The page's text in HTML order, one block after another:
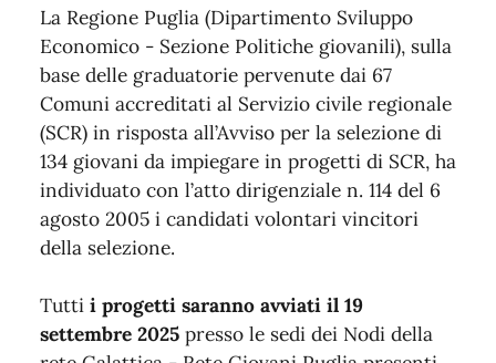
La Regione Puglia (Dipartimento Sviluppo
Economico - Sezione Politiche giovanili), sulla
base delle graduatorie pervenute dai 67
Comuni accreditati al Servizio civile regionale
(SCR) in risposta all’Avviso per la selezione di
134 giovani da impiegare in progetti di SCR, ha
individuato con l’atto dirigenziale n. 114 del 6
agosto 2005 i candidati volontari vincitori
della selezione.
Tutti i progetti saranno avviati il 19
settembre 2025 presso le sedi dei Nodi della